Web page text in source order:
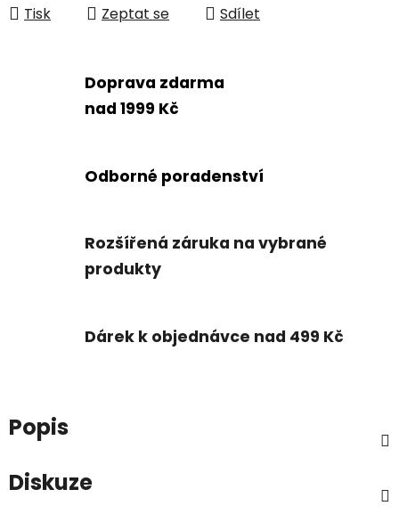
Tisk Zeptat se Sdílet
Doprava zdarma
nad 1999 Kč
Odborné poradenství
Rozšířená záruka na vybrané
produkty
Dárek k objednávce nad 499 Kč
Popis
Diskuze